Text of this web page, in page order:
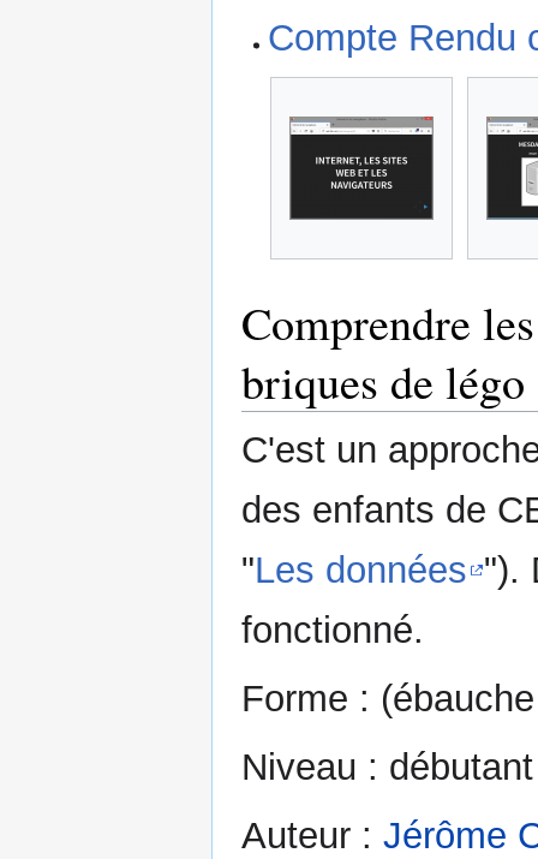
Compte Rendu
Comprendre
briques de légo
C'est un
des enfants de
"Les données ").
fonctionné.
Forme :
Niveau : débutant
Auteur : Jérôme